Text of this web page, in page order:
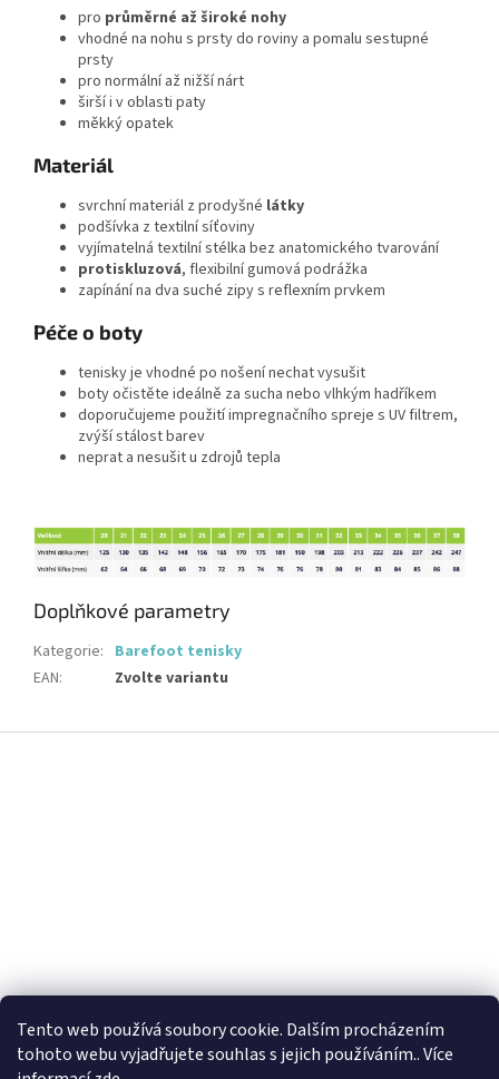
Tento web používá soubory cookie. Dalším procházením
tohoto webu vyjadřujete souhlas s jejich používáním.. Více
pro průměrné až široké nohy
vhodné na nohu s prsty do roviny a pomalu sestupné
prsty
pro normální až nižší nárt
širší i v oblasti paty
měkký opatek
Materiál
svrchní materiál z prodyšné látky
podšívka z textilní síťoviny
vyjímatelná textilní stélka bez anatomického tvarování
protiskluzová, flexibilní gumová podrážka
zapínání na dva suché zipy s reflexním prvkem
Péče o boty
tenisky je vhodné po nošení nechat vysušit
boty očistěte ideálně za sucha nebo vlhkým hadříkem
doporučujeme použití impregnačního spreje s UV filtrem,
zvýší stálost barev
neprat a nesušit u zdrojů tepla
Doplňkové parametry
Kategorie: Barefoot tenisky
EAN: Zvolte variantu